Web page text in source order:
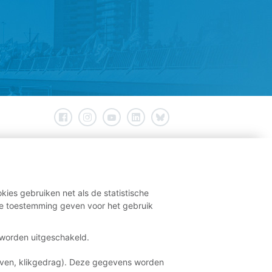
gebruiken net als de statistische
toestemming geven voor het gebruik
uitgeschakeld.
klikgedrag). Deze gegevens worden